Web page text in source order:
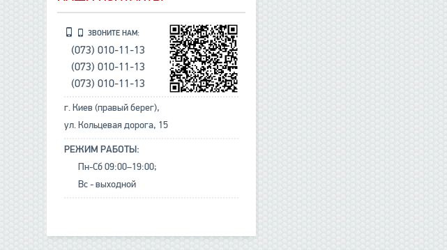
ЗВОНИТЕ НАМ:
(073) 010-11-13
(073) 010-11-13
(073) 010-11-13
г. Киев (правый берег),
ул. Кольцевая дорога, 15
РЕЖИМ РАБОТЫ:
Пн-Сб 09:00–19:00;
Вс - выходной